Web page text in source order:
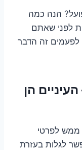
הנה כמה
לפני שאתם
לפעמים זה הדבר
הן
ממש לפרטי
לגלות בעזרת